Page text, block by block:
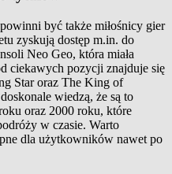
być także miłośnicy gier
zyskują dostęp m.in. do
Neo Geo, która miała
ciekawych pozycji znajduje się
Star oraz The King of
wiedzą, że są to
oraz 2000 roku, które
w czasie. Warto
dla użytkowników nawet po